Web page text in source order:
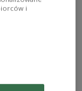
cieków i
W wielu
i